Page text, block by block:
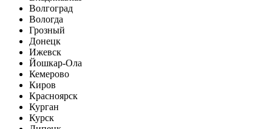
Волгоград
Вологда
Грозный
Донецк
Ижевск
Йошкар-Ола
Кемерово
Киров
Красноярск
Курган
Курск